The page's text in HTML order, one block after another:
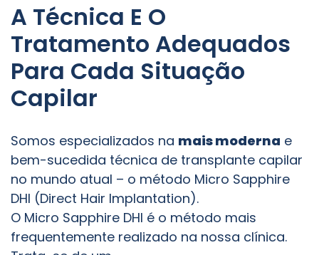
A Técnica E O
Tratamento Adequados
Para Cada Situação
Capilar
Somos especializados na mais moderna e
bem-sucedida técnica de transplante capilar
no mundo atual – o método Micro Sapphire
DHI (Direct Hair Implantation).
O Micro Sapphire DHI é o método mais
frequentemente realizado na nossa clínica.